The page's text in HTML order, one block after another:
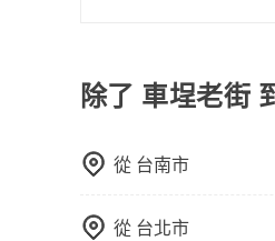
會透過Email的方式向
除了 車埕老街
從 台南市
從 台北市